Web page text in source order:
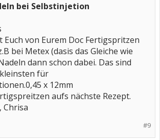
bei Selbstinjetion
Euch von Eurem Doc Fertigspritzen
bei Metex (dasis das Gleiche wie
dann schon dabei. Das sind
für
x 12mm
aufs nächste Rezept.
Chrisa
#9